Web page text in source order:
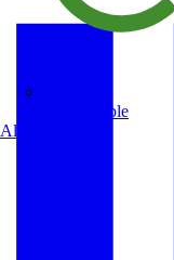
Europacable
Alla partners